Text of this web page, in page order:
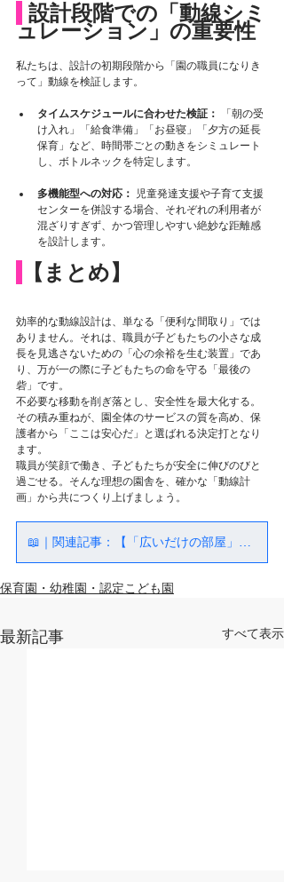
設計段階での「動線シミ
ュレーション」の重要性
私たちは、設計の初期段階から「園の職員になりき
って」動線を検証します。
タイムスケジュールに合わせた検証：
「朝の受
け入れ」「給食準備」「お昼寝」「夕方の延長
保育」など、時間帯ごとの動きをシミュレート
し、ボトルネックを特定します。
多機能型への対応：
児童発達支援や子育て支援
センターを併設する場合、それぞれの利用者が
混ざりすぎず、かつ管理しやすい絶妙な距離感
を設計します。
【まとめ】
効率的な動線設計は、単なる「便利な間取り」では
ありません。それは、職員が子どもたちの小さな成
長を見逃さないための「心の余裕を生む装置」であ
り、万が一の際に子どもたちの命を守る「最後の
砦」です。
不必要な移動を削ぎ落とし、安全性を最大化する。
その積み重ねが、園全体のサービスの質を高め、保
護者から「ここは安心だ」と選ばれる決定打となり
ます。
職員が笑顔で働き、子どもたちが安全に伸びのびと
過ごせる。そんな理想の園舎を、確かな「動線計
画」から共につくり上げましょう。
📖｜関連記事：【「広いだけの部屋」にしない！こども園・保育園・幼稚園の多機能スペース設計 8つの工夫】
保育園・幼稚園・認定こども園
最新記事 すべて表示